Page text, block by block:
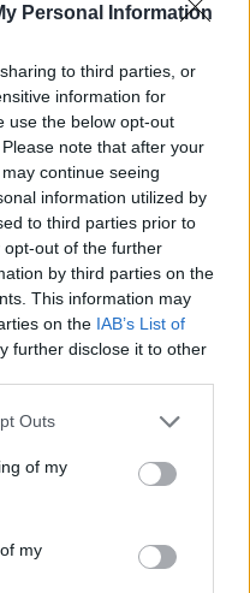
Personal Information
to third parties, or
information for
use the below opt-out
note that after your
continue seeing
information utilized by
to third parties prior to
out of the further
by third parties on the
This information may
on the IAB’s List of
further disclose it to other
Outs
of my
my
2015 között eltelt hét
megszorítások
Van ebben
miatt a
így is csak 3%-
13%-kal, vagyis 5800
fiókszám csappant
átlagosan
működnek a
A legnagyobb
és a Budapest
CIB vált meg hét év
a magyar